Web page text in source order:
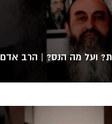
8 נרות? ועל מה הנס? | הרב אדם